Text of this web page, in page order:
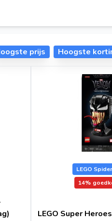
prijs Hoogste
LEGO
14%
LEGO Super